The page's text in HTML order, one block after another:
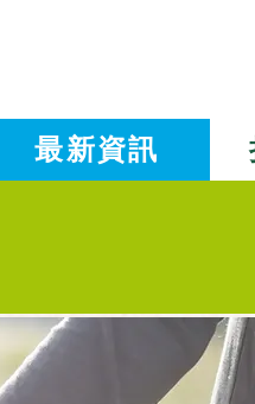
最新資訊